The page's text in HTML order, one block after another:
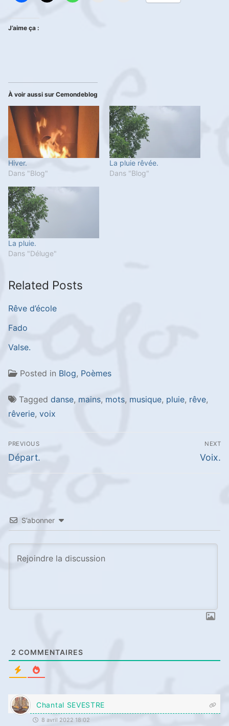
J’aime ça :
À voir aussi sur Cemondeblog
Hiver.
Dans "Blog"
La pluie rêvée.
Dans "Blog"
La pluie.
Dans "Déluge"
Related Posts
Rêve d’école
Fado
Valse.
Posted in Blog, Poèmes
Tagged danse, mains, mots, musique, pluie, rêve,
rêverie, voix
Navigation
de
l’article
PREVIOUS
Previous
post:
Départ.
NEXT
Next
Voix.
S’abonner
2 COMMENTAIRES
Chantal SEVESTRE
8 avril 2022 18:02